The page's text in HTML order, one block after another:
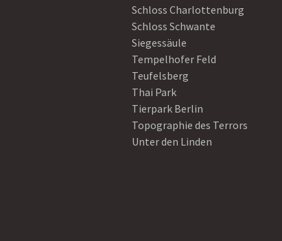
Schloss Charlottenburg
Schloss Schwante
Siegessäule
Tempelhofer Feld
Teufelsberg
Thai Park
Tierpark Berlin
Topographie des Terrors
Unter den Linden